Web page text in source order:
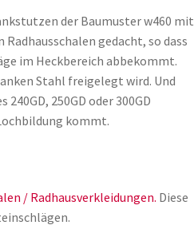
der Baumuster w460 mit
gedacht, so dass
im Heckbereich abbekommt.
Stahl freigelegt wird. Und
250GD oder 300GD
kommt.
/ Radhausverkleidungen. Diese